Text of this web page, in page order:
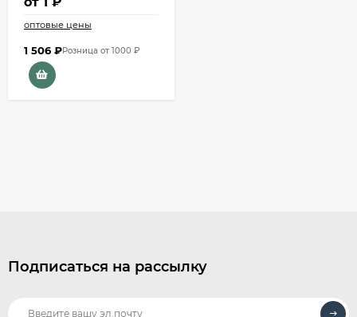
оптовые цены
1 506 ₽Розница от 1000 ₽
Подписаться на рассылку